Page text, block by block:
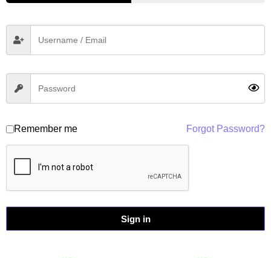
Remember me Forgot Password?
Sign in